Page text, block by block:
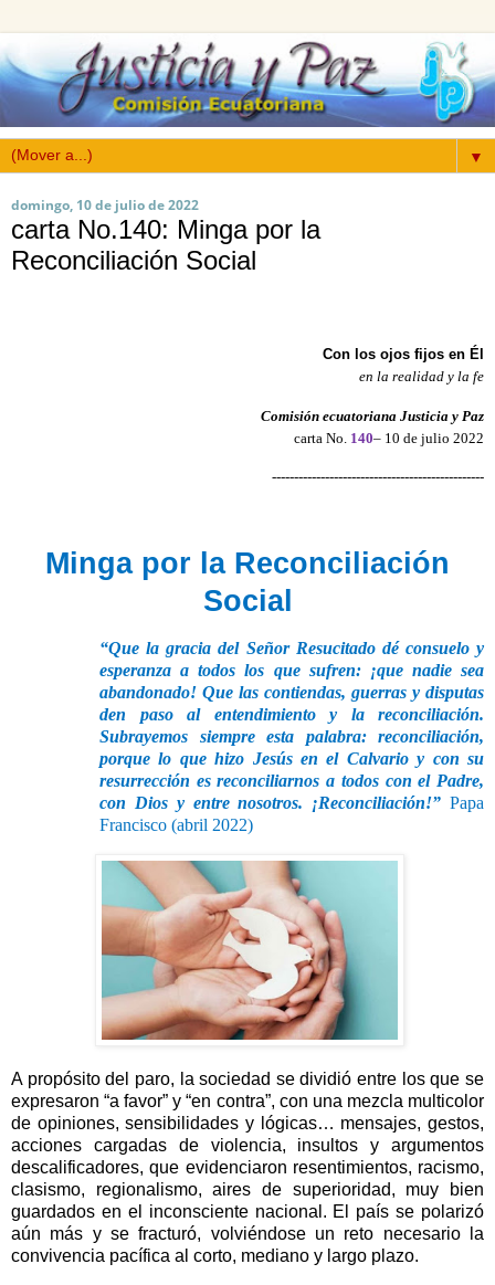
▼
domingo, 10 de julio de 2022
carta No.140: Minga por la
Reconciliación Social
Con los ojos fijos en Él
en la realidad y la fe
Comisión ecuatoriana Justicia y Paz
carta No. 140– 10 de julio 2022
------------------------------------------------
Minga por la Reconciliación
Social
“Que la gracia del Señor Resucitado dé consuelo y
esperanza a todos los que sufren: ¡que nadie sea
abandonado! Que las contiendas, guerras y disputas
den paso al entendimiento y la reconciliación.
Subrayemos siempre esta palabra: reconciliación,
porque lo que hizo Jesús en el Calvario y con su
resurrección es reconciliarnos a todos con el Padre,
con Dios y entre nosotros. ¡Reconciliación!” Papa
Francisco (abril 2022)
A propósito del paro, la sociedad se dividió entre los que se
expresaron “a favor” y “en contra”, con una mezcla multicolor
de opiniones, sensibilidades y lógicas… mensajes, gestos,
acciones cargadas de violencia, insultos y argumentos
descalificadores, que evidenciaron resentimientos, racismo,
clasismo, regionalismo, aires de superioridad, muy bien
guardados en el inconsciente nacional. El país se polarizó
aún más y se fracturó, volviéndose un reto necesario la
convivencia pacífica al corto, mediano y largo plazo.